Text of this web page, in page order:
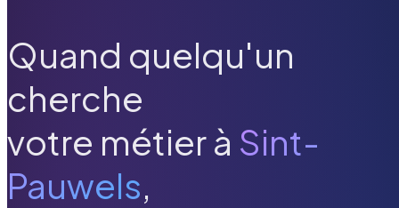
Quand quelqu'un
cherche
votre métier à Sint-
Pauwels,